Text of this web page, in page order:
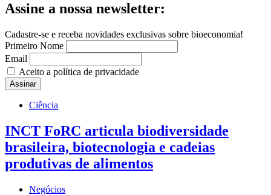
Assine a nossa newsletter:
Cadastre-se e receba novidades exclusivas sobre bioeconomia!
Primeiro Nome
Email
Aceito a política de privacidade
Ciência
INCT FoRC articula biodiversidade
brasileira, biotecnologia e cadeias
produtivas de alimentos
Negócios